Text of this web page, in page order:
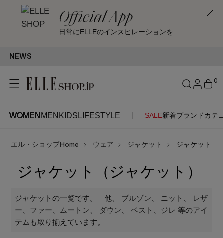
Official App
日常にELLEのインスピレーションを
NEWS
WOMEN MEN KIDS LIFESTYLE SALE新着ブランド カテ
0
WOMENMENKIDSLIFESTYLE
再入荷アイテム
新規会員登録
エル・ショップHome ウェア ジャケット ジャケット
ジャケット（ジャケット）
ジャケットの一覧です。 他、 ブルゾン ニット
レザ
ー、ファー、ムートン
ダウン 、ベスト、ジレ 等のアイ
テムも取り揃えています。